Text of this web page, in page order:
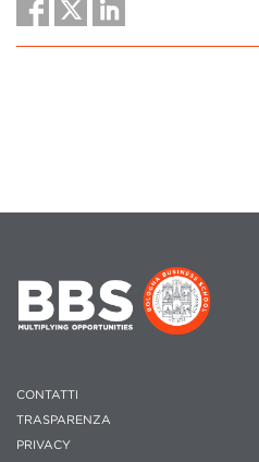
CONTATTI
TRASPARENZA
PRIVACY